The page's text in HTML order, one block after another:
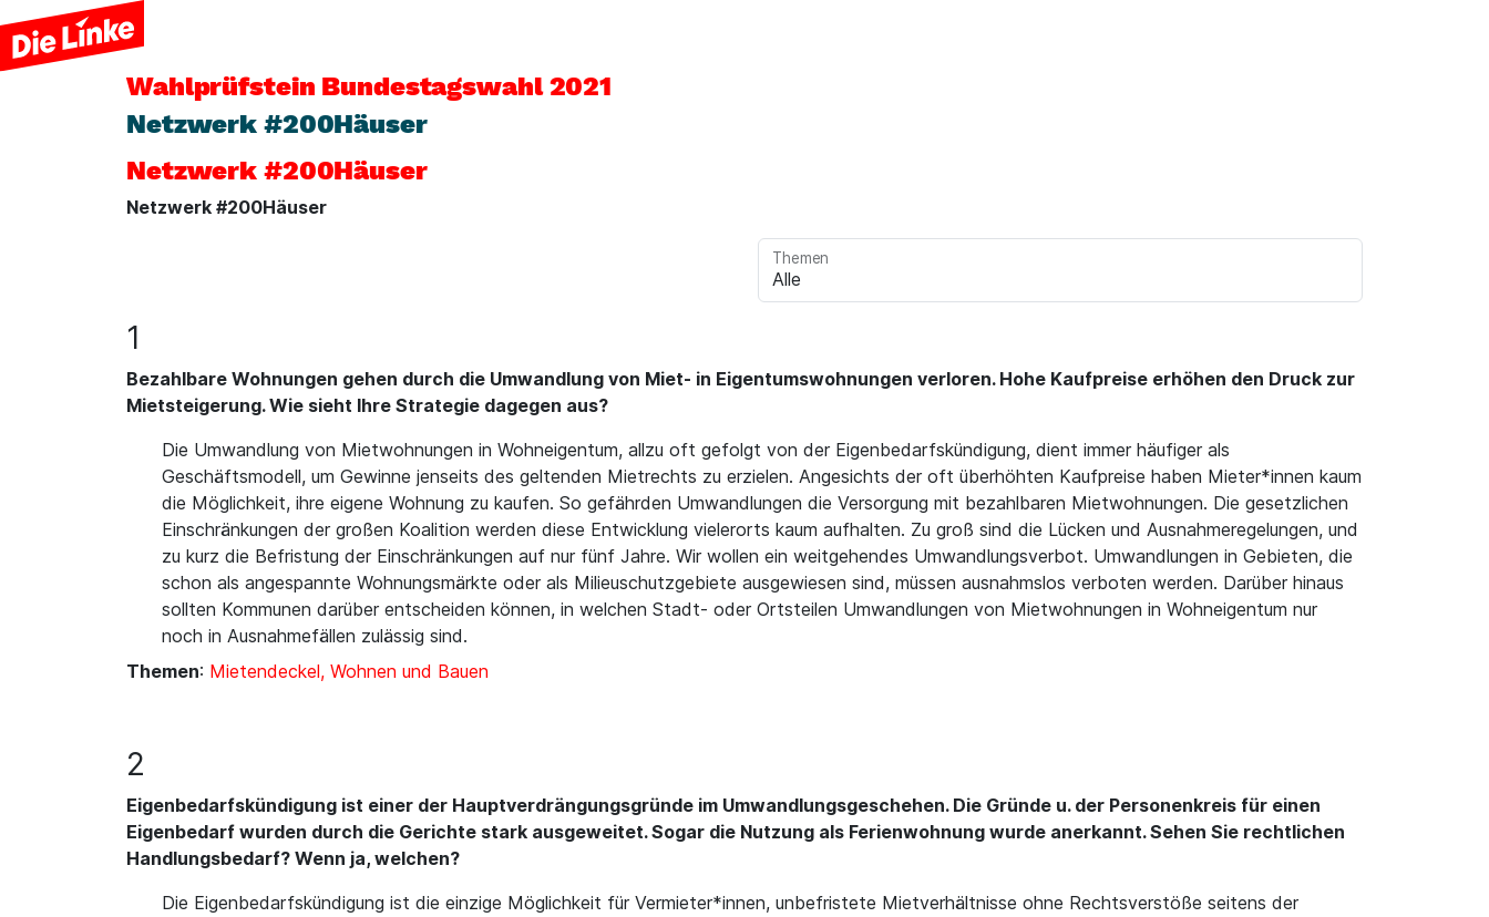
Wahlprüfstein Bundestagswahl 2021
Netzwerk #200Häuser
Netzwerk #200Häuser
Netzwerk #200Häuser
Themen
1
Bezahlbare Wohnungen gehen durch die Umwandlung von Miet- in Eigentumswohnungen verloren. Hohe Kaufpreise erhöhen den Druck zur
Mietsteigerung. Wie sieht Ihre Strategie dagegen aus?
Die Umwandlung von Mietwohnungen in Wohneigentum, allzu oft gefolgt von der Eigenbedarfskündigung, dient immer häufiger als
Geschäftsmodell, um Gewinne jenseits des geltenden Mietrechts zu erzielen. Angesichts der oft überhöhten Kaufpreise haben Mieter*innen kaum
die Möglichkeit, ihre eigene Wohnung zu kaufen. So gefährden Umwandlungen die Versorgung mit bezahlbaren Mietwohnungen. Die gesetzlichen
Einschränkungen der großen Koalition werden diese Entwicklung vielerorts kaum aufhalten. Zu groß sind die Lücken und Ausnahmeregelungen, und
zu kurz die Befristung der Einschränkungen auf nur fünf Jahre. Wir wollen ein weitgehendes Umwandlungsverbot. Umwandlungen in Gebieten, die
schon als angespannte Wohnungsmärkte oder als Milieuschutzgebiete ausgewiesen sind, müssen ausnahmslos verboten werden. Darüber hinaus
sollten Kommunen darüber entscheiden können, in welchen Stadt- oder Ortsteilen Umwandlungen von Mietwohnungen in Wohneigentum nur
noch in Ausnahmefällen zulässig sind.
Themen: Mietendeckel, Wohnen und Bauen
2
Eigenbedarfskündigung ist einer der Hauptverdrängungsgründe im Umwandlungsgeschehen. Die Gründe u. der Personenkreis für einen
Eigenbedarf wurden durch die Gerichte stark ausgeweitet. Sogar die Nutzung als Ferienwohnung wurde anerkannt. Sehen Sie rechtlichen
Handlungsbedarf? Wenn ja, welchen?
Die Eigenbedarfskündigung ist die einzige Möglichkeit für Vermieter*innen, unbefristete Mietverhältnisse ohne Rechtsverstöße seitens der